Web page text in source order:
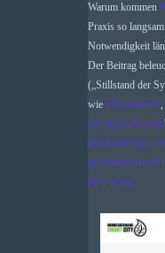
Warum kommen #
Praxis so
Notwendigkeit
Der Beitrag
(„Stillstand der
wie #Kommunen,
#Zivilgesellschaft
bundesverband-
#Klimaschutz #
#BVSCnet